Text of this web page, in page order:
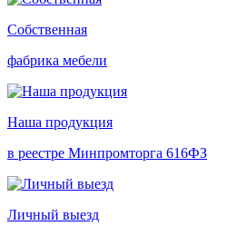
Собственная
фабрика мебели
Наша продукция
в реестре Минпромторга 616ФЗ
Личный выезд